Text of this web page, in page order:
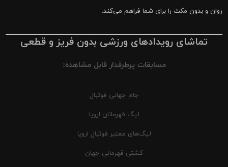
روان و بدون مکث را برای شما فراهم می‌کند.
تماشای رویدادهای ورزشی بدون فریز و قطعی
مسابقات پرطرفدار قابل مشاهده:
جام جهانی فوتبال
لیگ قهرمانان اروپا
لیگ‌های معتبر فوتبال اروپا
کشتی قهرمانی جهان